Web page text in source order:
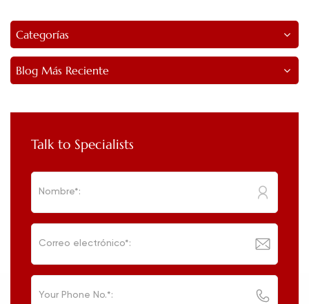
Categorías
Blog Más Reciente
Talk to Specialists